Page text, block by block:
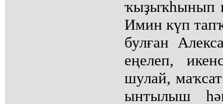
ҡыҙыҡһынып
Имин күп
булған
еңелеп,
шулай,
ынтылыш